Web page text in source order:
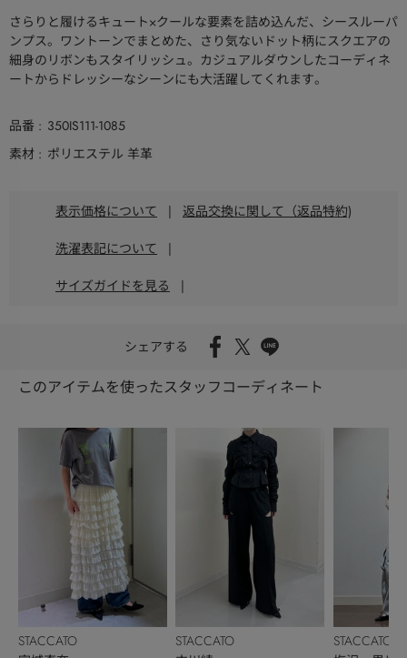
さらりと履けるキュート×クールな要素を詰め込んだ、シースルーパ
ンプス。ワントーンでまとめた、さり気ないドット柄にスクエアの
細身のリボンもスタイリッシュ。カジュアルダウンしたコーディネ
ートからドレッシーなシーンにも大活躍してくれます。
品番
350IS111-1085
素材
ポリエステル 羊革
表示価格について | 返品交換に関して（返品特約)
洗濯表記について |
サイズガイドを見る |
シェアする
このアイテムを使ったスタッフコーディネート
STACCATO
STACCATO
STACCATO